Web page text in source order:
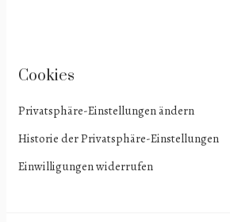
Cookies
Privatsphäre-Einstellungen ändern
Historie der Privatsphäre-Einstellungen
Einwilligungen widerrufen